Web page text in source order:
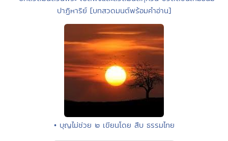
ปาฏิหาริย์ [บทสวดมนต์พร้อมคำอ่าน]
• บุญไม่ช่วย ๒ เขียนโดย สืบ ธรรมไทย